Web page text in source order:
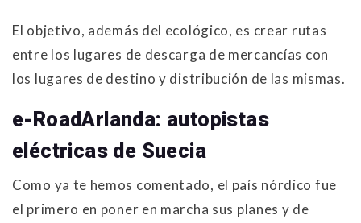
El objetivo, además del ecológico, es crear rutas
entre los lugares de descarga de mercancías con
los lugares de destino y distribución de las mismas.
e-RoadArlanda: autopistas
eléctricas de Suecia
Como ya te hemos comentado, el país nórdico fue
el primero en poner en marcha sus planes y de